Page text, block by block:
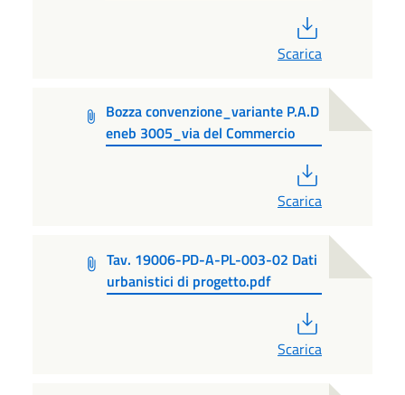
Scarica
Bozza convenzione_variante P.A.D
eneb 3005_via del Commercio
Scarica
Tav. 19006-PD-A-PL-003-02 Dati
urbanistici di progetto.pdf
Scarica